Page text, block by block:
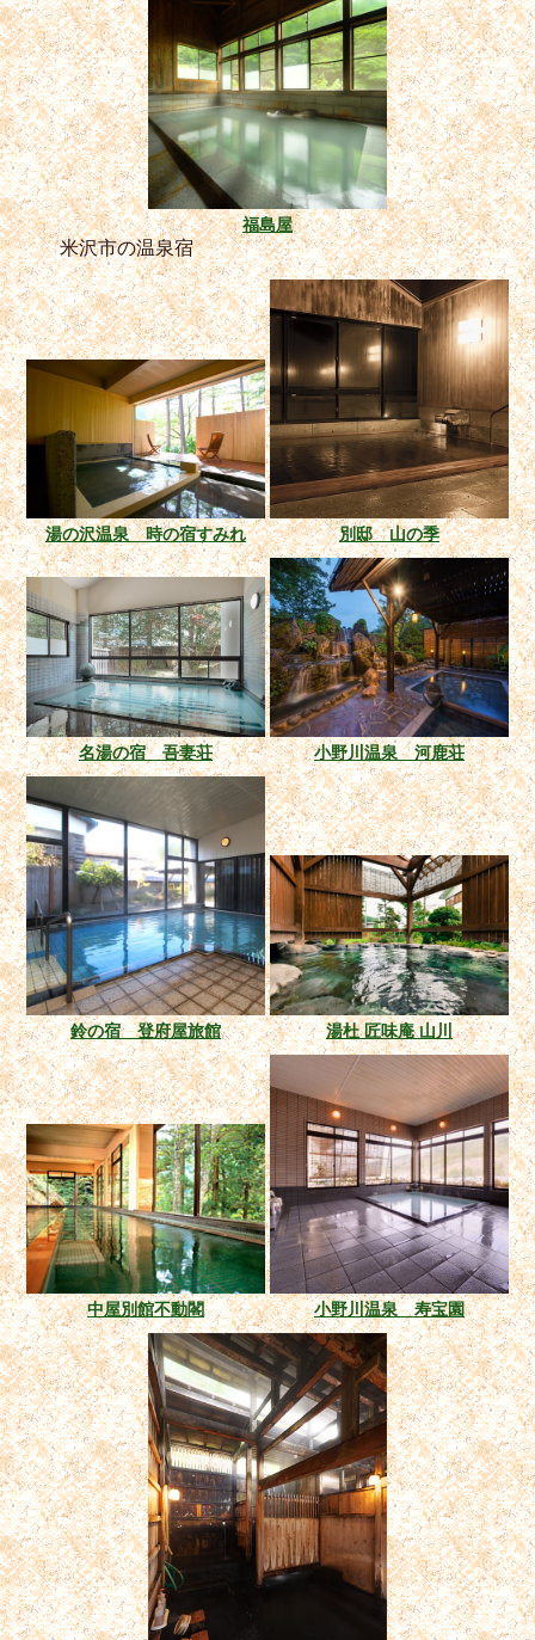
福島屋
米沢市の温泉宿
湯の沢温泉 時の宿すみれ 別邸 山の季
名湯の宿 吾妻荘 小野川温泉 河鹿荘
鈴の宿 登府屋旅館 湯杜 匠味庵 山川
中屋別館不動閣 小野川温泉 寿宝園